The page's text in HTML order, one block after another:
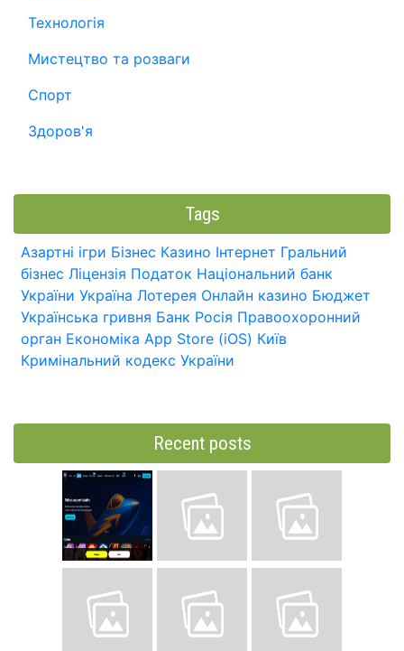
Технологія
Мистецтво та розваги
Спорт
Здоров'я
Tags
Азартні ігри Бізнес Казино Інтернет Гральний
бізнес Ліцензія Податок Національний банк
України Україна Лотерея Онлайн казино Бюджет
Українська гривня Банк Росія Правоохоронний
орган Економіка App Store (iOS) Київ
Кримінальний кодекс України
Recent posts